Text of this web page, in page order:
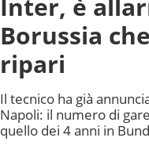
Inter, è
Borussia
ripari
Il tecnico ha già
Napoli: il numero di
quello dei 4 anni in